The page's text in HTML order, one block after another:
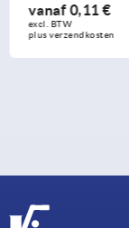
vanaf0,40 €
excl. BTW
plus verzendkosten